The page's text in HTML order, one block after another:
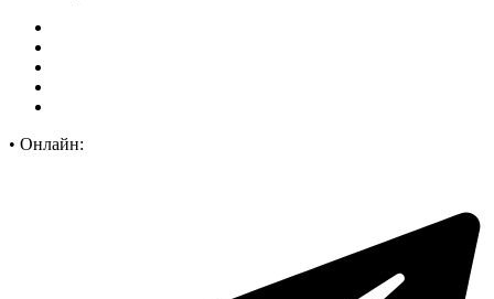
• Онлайн: